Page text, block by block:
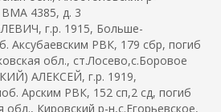
4385, д. 3
г.р. 1915, Больше-
Аксубаевским РВК, 179 сбр, погиб
обл., ст.Лосево,с.Боровое
АЛЕКСЕЙ, г.р. 1919,
Арским РВК, 152 сп,2 сд, погиб
обл., Кировский р-н,с.Егорьевское,